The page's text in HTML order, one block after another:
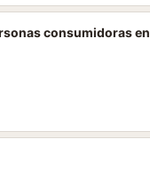
consumidoras en